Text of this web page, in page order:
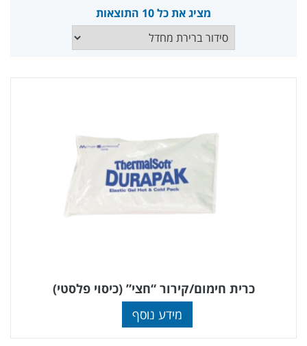
מציג את כל 10 התוצאות
כרית חימום/קירור “חצי” (כיסוי פלסטי)
מידע נוסף